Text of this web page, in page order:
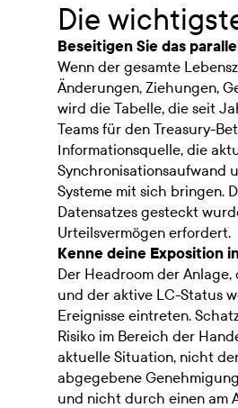
Die
Beseitigen Sie das
Wenn der gesamte
Änderungen, Ziehungen,
wird die Tabelle, die seit
Teams für den Treasury-
Informationsquelle, die
Synchronisationsaufwand
Systeme mit sich bringen.
Datensatzes gesteckt
Urteilsvermögen erfordert.
Kenne deine Exposition
Der Headroom der
und der aktive LC-Status
Ereignisse eintreten.
Risiko im Bereich der
aktuelle Situation, nicht
abgegebene
und nicht durch einen am